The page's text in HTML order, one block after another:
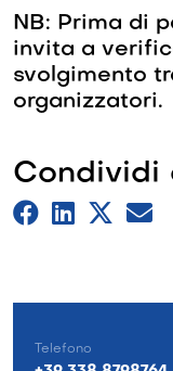
NB: Prima di
invita a
svolgimento
organizzatori.
Condividi
Telefono